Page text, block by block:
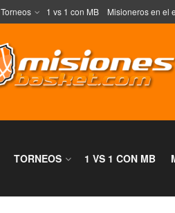
Torneos 1 vs 1 con MB Misioneros en el
TORNEOS 1 VS 1 CON MB